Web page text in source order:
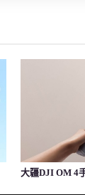
大疆DJI OM 4